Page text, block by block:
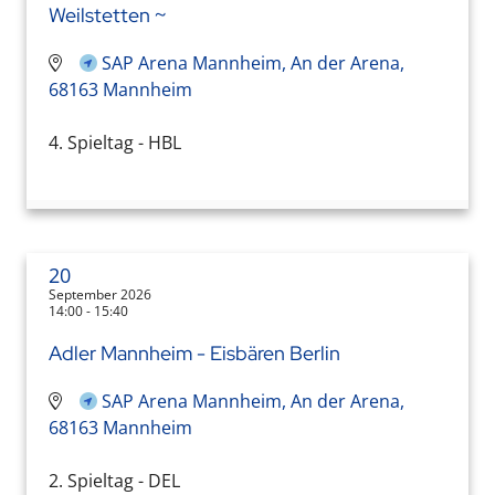
Weilstetten ~
SAP Arena Mannheim, An der Arena,
68163 Mannheim
4. Spieltag - HBL
20
September 2026
14:00 - 15:40
Adler Mannheim - Eisbären Berlin
SAP Arena Mannheim, An der Arena,
68163 Mannheim
2. Spieltag - DEL